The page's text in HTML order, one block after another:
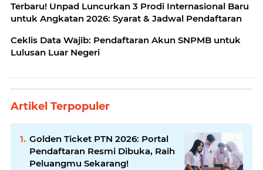
Terbaru! Unpad Luncurkan 3 Prodi Internasional Baru
untuk Angkatan 2026: Syarat & Jadwal Pendaftaran
Ceklis Data Wajib: Pendaftaran Akun SNPMB untuk
Lulusan Luar Negeri
Artikel Terpopuler
Golden Ticket PTN 2026: Portal
Pendaftaran Resmi Dibuka, Raih
Peluangmu Sekarang!